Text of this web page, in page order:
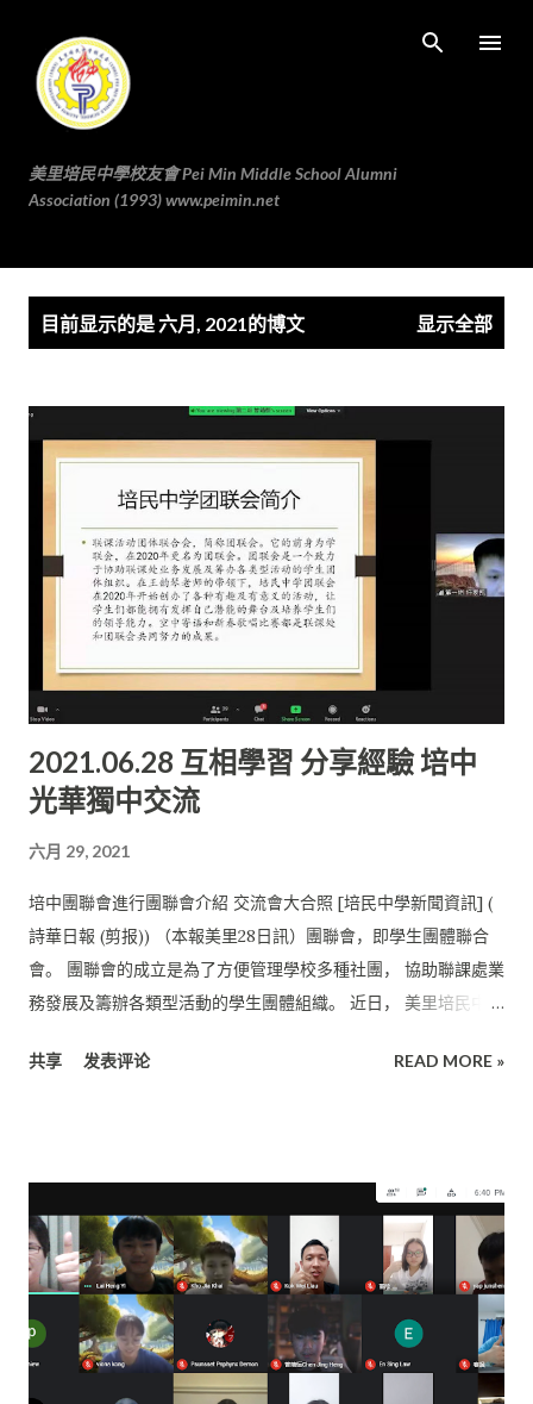
美里培民中學校友會 Pei Min Middle School Alumni
Association (1993) www.peimin.net
目前显示的是 六月, 2021的博文 显示全部
2021.06.28 互相學習 分享經驗 培中
光華獨中交流
六月 29, 2021
培中團聯會進行團聯會介紹 交流會大合照 [培民中學新聞資訊] (
詩華日報 (剪报)) （本報美里28日訊）團聯會，即學生團體聯合
會。 團聯會的成立是為了方便管理學校多種社團， 協助聯課處業
務發展及籌辦各類型活動的學生團體組織。 近日， 美里培民中學
提供了互相學習與交流經驗的平台。 該交流會於Zoom平台進
不淺。 賴恆毅在受訪時表示， 此次交流會讓他意識到培中團聯會
許多不足之處。 “我將學習光華獨中團聯會的優點，取長補短，
培中團聯會能夠更上一層樓。 我也想藉此機會感謝巴生光華獨中
團聯會準備的一切活動。 待疫情平息之時，希望兩校團聯會能進
行面對面的交流， 繼續互相學習，一起進步。” 張星月指出，儘
管交流會是線上進行的， 光華獨中團聯會的團員們依舊非常積
共享 发表评论 READ MORE »